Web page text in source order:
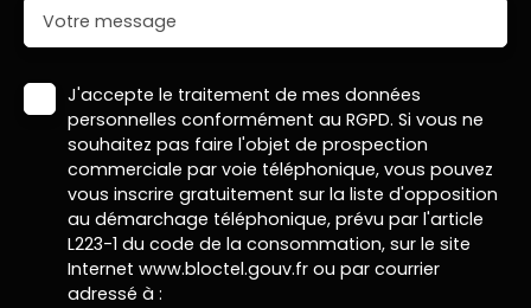
Votre message
J'accepte le traitement de mes données
personnelles conformément au RGPD. Si vous ne
souhaitez pas faire l'objet de prospection
commerciale par voie téléphonique, vous pouvez
vous inscrire gratuitement sur la liste d'opposition
au démarchage téléphonique, prévu par l'article
L223-1 du code de la consommation, sur le site
Internet www.bloctel.gouv.fr ou par courrier
adressé à :